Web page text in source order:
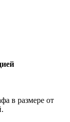
в размере от